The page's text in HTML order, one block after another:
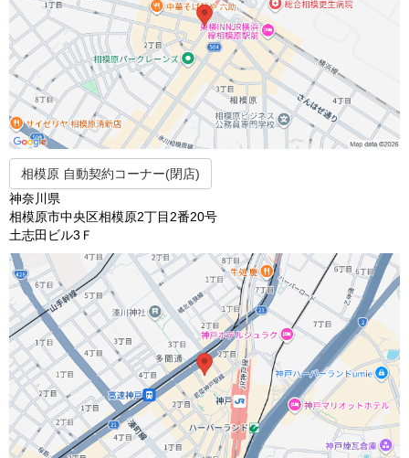
相模原 自動契約コーナー(閉店)
神奈川県
相模原市中央区相模原2丁目2番20号
土志田ビル3Ｆ